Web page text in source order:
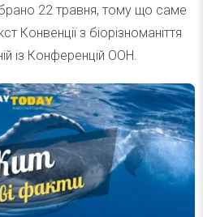
22 травня, тому що саме
Конвенції з біорізноманіття
із Конференцій ООН.